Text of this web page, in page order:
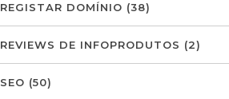
REGISTAR DOMÍNIO (38)
REVIEWS DE INFOPRODUTOS (2)
SEO (50)